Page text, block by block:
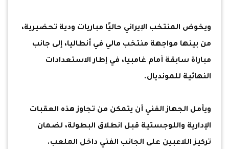
ويخوض المنتخب الإيراني حاليًا مباريات ودية تحضيرية،
من بينها مواجهة منتخب مالي في أنطاليا، إلى جانب
مباراة سابقة أمام غامبيا، في إطار الاستعدادات
النهائية للمونديال.
ويأمل الجهاز الفني أن يتمكن من تجاوز هذه العقبات
الإدارية واللوجستية قبل انطلاق البطولة، لضمان
تركيز اللاعبين على الجانب الفني داخل الملعب.